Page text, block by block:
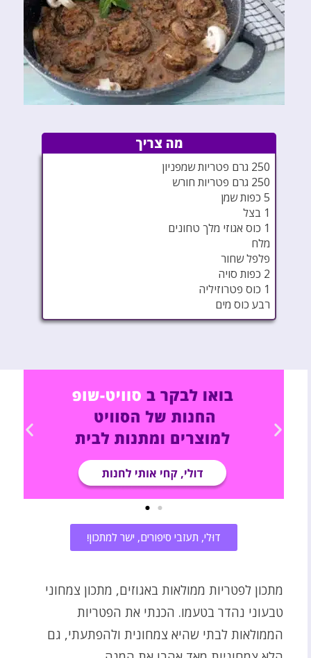
מה צריך
250 גרם פטריות שמפניון
250 גרם פטריות חורש
5 כפות שמן
1 בצל
1 כוס אגוזי מלך טחונים
מלח
פלפל שחור
2 כפות סויה
1 כוס פטרוזיליה
רבע כוס מים
דוּלי, תעזבי סיפורים, ישר למתכון!
מתכון לפטריות ממולאות באגוזים, מתכון צמחוני
טבעוני נהדר בטעמו. הכנתי את הפטריות
הממולאות לבתי שהיא צמחונית ולהפתעתי, גם